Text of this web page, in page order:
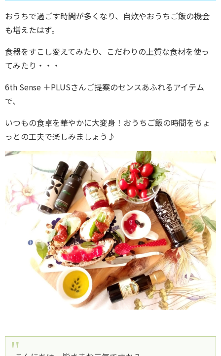
おうちで過ごす時間が多くなり、自炊やおうちご飯の機会
も増えたはず。
食器をすこし変えてみたり、こだわりの上質な食材を使っ
てみたり・・・
6th Sense ＋PLUSさんご提案のセンスあふれるアイテム
で、
いつもの食卓を華やかに大変身！おうちご飯の時間をちょ
っとの工夫で楽しみましょう♪